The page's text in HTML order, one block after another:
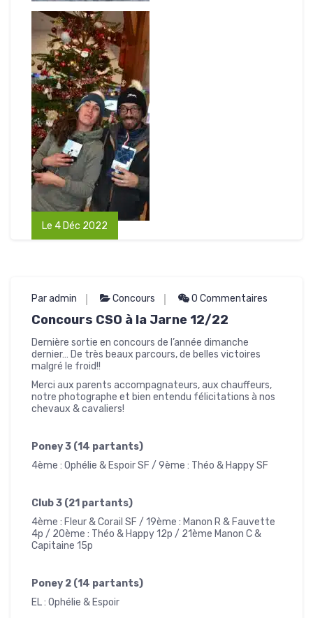
Le 4 Déc 2022
Par admin Concours 0 Commentaires
Concours CSO à la Jarne 12/22
Dernière sortie en concours de l’année dimanche
dernier… De très beaux parcours, de belles victoires
malgré le froid!!
Merci aux parents accompagnateurs, aux chauffeurs,
notre photographe et bien entendu félicitations à nos
chevaux & cavaliers!
Poney 3 (14 partants)
4ème : Ophélie & Espoir SF / 9ème : Théo & Happy SF
Club 3 (21 partants)
4ème : Fleur & Corail SF / 19ème : Manon R & Fauvette
4p / 20ème : Théo & Happy 12p / 21ème Manon C &
Capitaine 15p
Poney 2 (14 partants)
EL : Ophélie & Espoir